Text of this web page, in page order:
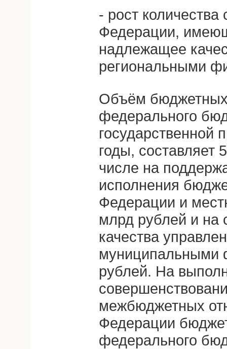
- рост количества
Федерации,
надлежащее
региональными
Объём бюджетных
федерального
государственной
годы, составляет
числе на
исполнения
Федерации и
млрд рублей и на
качества
муниципальными
рублей. На
межбюджетных
Федерации
федерального